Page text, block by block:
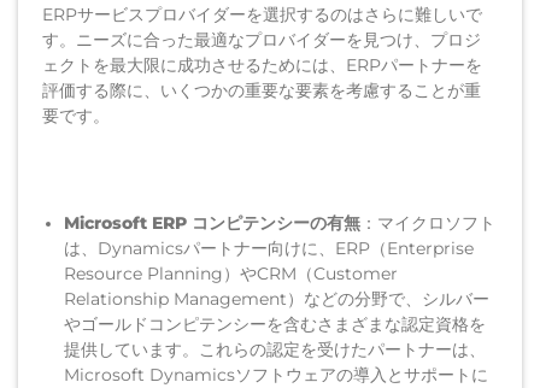
ERPサービスプロバイダーを選択するのはさらに難しいで
す。ニーズに合った最適なプロバイダーを見つけ、プロジ
ェクトを最大限に成功させるためには、ERPパートナーを
評価する際に、いくつかの重要な要素を考慮することが重
要です。
Microsoft ERP コンピテンシーの有無 ：マイクロソフト
は、Dynamicsパートナー向けに、ERP（Enterprise
Resource Planning）やCRM（Customer
Relationship Management）などの分野で、シルバー
やゴールドコンピテンシーを含むさまざまな認定資格を
提供しています。これらの認定を受けたパートナーは、
Microsoft Dynamicsソフトウェアの導入とサポートに